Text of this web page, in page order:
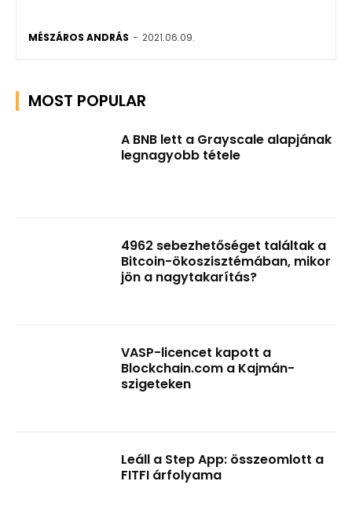
MÉSZÁROS ANDRÁS - 2021.06.09.
MOST POPULAR
A BNB lett a Grayscale alapjának
legnagyobb tétele
4962 sebezhetőséget találtak a
Bitcoin-ökoszisztémában, mikor
jön a nagytakarítás?
VASP-licencet kapott a
Blockchain.com a Kajmán-
szigeteken
Leáll a Step App: összeomlott a
FITFI árfolyama